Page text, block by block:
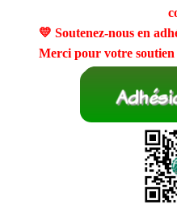
💛 Soutenez-nous en
Merci pour votre